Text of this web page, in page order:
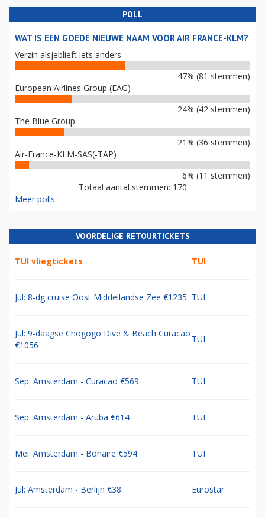
POLL
WAT IS EEN GOEDE NIEUWE NAAM VOOR AIR FRANCE-KLM?
Verzin alsjeblieft iets anders
47% (81 stemmen)
European Airlines Group (EAG)
24% (42 stemmen)
The Blue Group
21% (36 stemmen)
Air-France-KLM-SAS(-TAP)
6% (11 stemmen)
Totaal aantal stemmen: 170
Meer polls
VOORDELIGE RETOURTICKETS
TUI vliegtickets TUI
Jul: 8-dg cruise Oost Middellandse Zee €1235 TUI
Jul: 9-daagse Chogogo Dive & Beach Curacao
€1056
TUI
Sep: Amsterdam - Curacao €569 TUI
Sep: Amsterdam - Aruba €614 TUI
Mei: Amsterdam - Bonaire €594 TUI
Jul: Amsterdam - Berlijn €38 Eurostar